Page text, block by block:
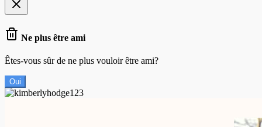
Ne plus être ami
Êtes-vous sûr de ne plus vouloir être ami?
Oui